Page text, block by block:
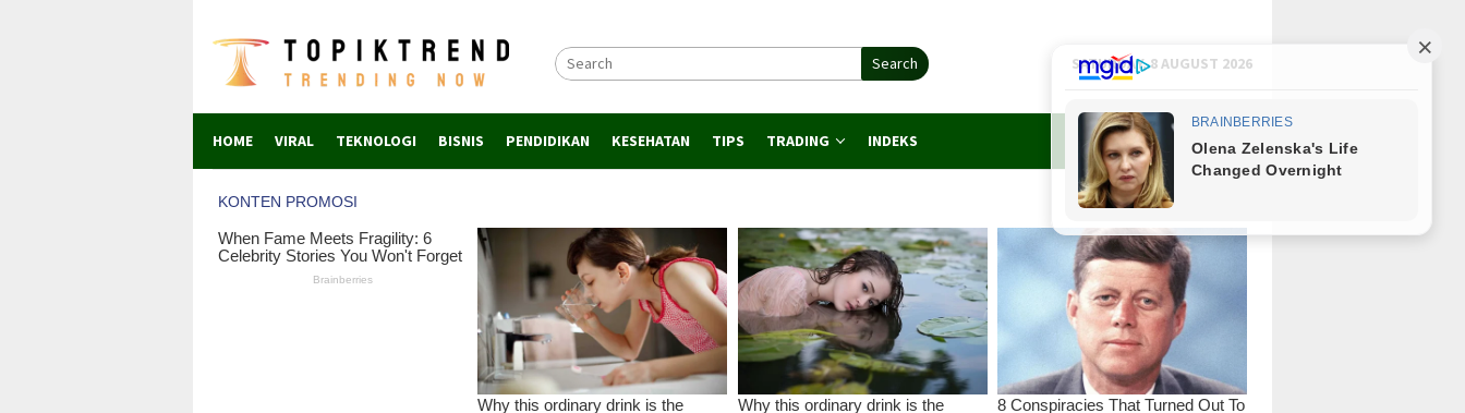
content
Search SATURDAY, 8 AUGUST 2026
HOME VIRAL TEKNOLOGI BISNIS PENDIDIKAN KESEHATAN TIPS TRADING INDEKS